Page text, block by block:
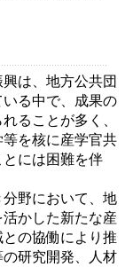
は、地方公共団
る中で、成果の
ることが多く、
を核に産学官共
には困難を伴
野において、地
かした新たな産
の協働により推
研究開発、人材